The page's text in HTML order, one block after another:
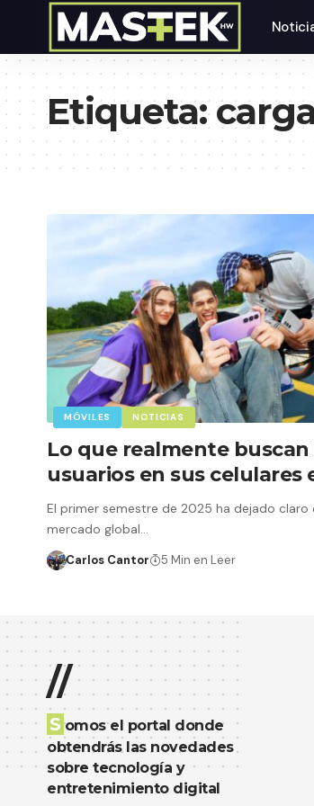
Etiqueta:
MÓVILES NOTICIAS
Lo que realmente buscan
usuarios en sus celulares
El primer semestre de 2025 ha dejado claro
mercado global…
Carlos Cantor 5 Min en Leer
//
S omos el portal donde
obtendrás las novedades
sobre tecnología y
entretenimiento digital